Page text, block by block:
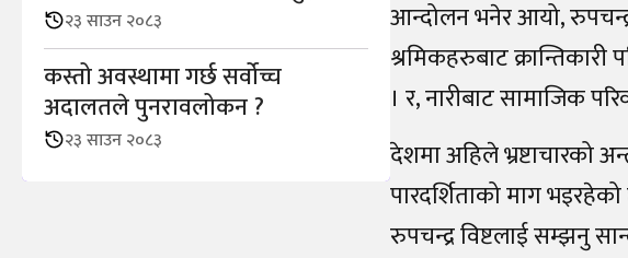
२३ साउन २०८३
कस्तो अवस्थामा गर्छ सर्वोच्च
अदालतले पुनरावलोकन ?
२३ साउन २०८३
आन्दोलन भनेर आयो,
श्रमिकहरुबाट क्रान्तिकारी
। र, नारीबाट सामाजिक
देशमा अहिले भ्रष्टाचारको
पारदर्शिताको माग
रुपचन्द्र विष्टलाई सम्झनु